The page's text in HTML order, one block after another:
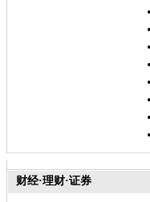
财经·理财·证券